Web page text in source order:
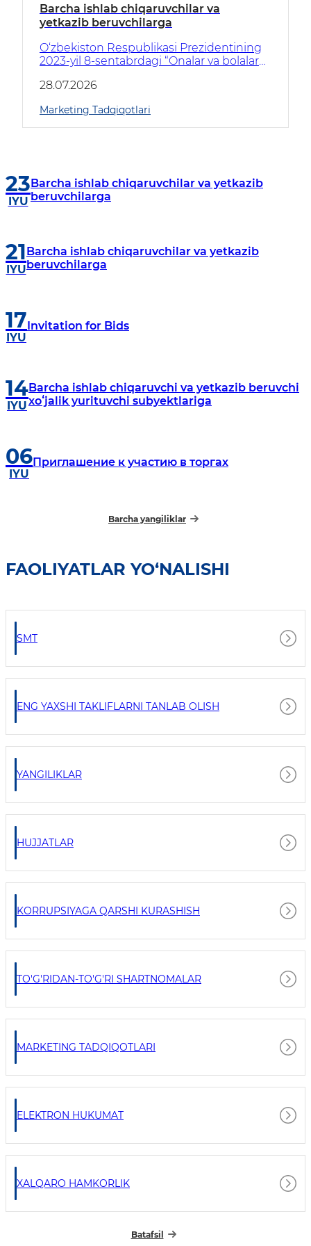
Barcha ishlab chiqaruvchilar va
yetkazib beruvchilarga
O‘zbekiston Respublikasi Prezidentining
2023-yil 8-sentabrdagi “Onalar va bolalar
reproduktiv salomatligini mustahkamlash
qarori ijrosini ta’minlash maqsadida,
O‘zbekiston Respublikasi So‘g‘liqni
boshlang‘ich xarid narxini belgilash
maqsadida qayta marketing tadqiqotini
e’lon qiladi.
28.07.2026
Marketing Tadqiqotlari
23
IYU
Barcha ishlab chiqaruvchilar va yetkazib
beruvchilarga
21
IYU
Barcha ishlab chiqaruvchilar va yetkazib
beruvchilarga
17
IYU
Invitation for Bids
14
IYU
Barcha ishlab chiqaruvchi va yetkazib beruvchi
xoʻjalik yurituvchi subyektlariga
06
IYU
Приглашение к участию в торгах
Barcha yangiliklar
FAOLIYATLAR YO‘NALISHI
SMT
ENG YAXSHI TAKLIFLARNI TANLAB OLISH
YANGILIKLAR
HUJJATLAR
KORRUPSIYAGA QARSHI KURASHISH
TO'G'RIDAN-TO'G'RI SHARTNOMALAR
MARKETING TADQIQOTLARI
ELEKTRON HUKUMAT
XALQARO HAMKORLIK
Batafsil